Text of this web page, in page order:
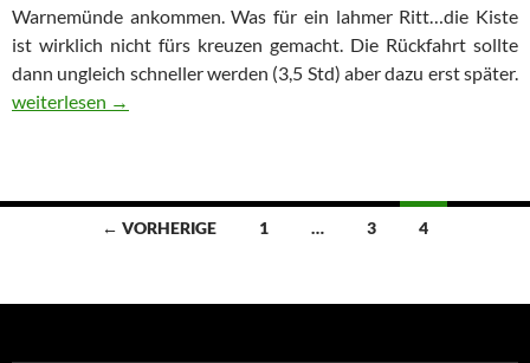
Warnemünde ankommen. Was für ein lahmer Ritt…die Kiste
ist wirklich nicht fürs kreuzen gemacht. Die Rückfahrt sollte
dann ungleich schneller werden (3,5 Std) aber dazu erst später.
Rund Bornholm 2014
weiterlesen →
Beitragsnavigation
← VORHERIGE 1 … 3 4